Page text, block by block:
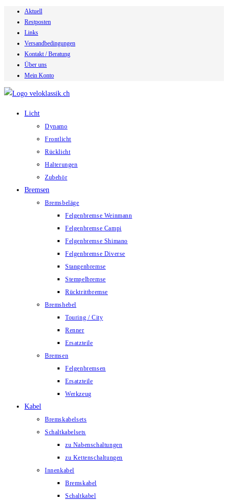
Inhalt
springen
Aktuell
Restposten
Links
Versandbedingungen
Kontakt / Beratung
Über uns
Mein Konto
Licht
Dynamo
Frontlicht
Rücklicht
Halterungen
Zubehör
Bremsen
Bremsbeläge
Felgenbremse Weinmann
Felgenbremse Campi
Felgenbremse Shimano
Felgenbremse Diverse
Stangenbremse
Stempelbremse
Rücktrittbremse
Bremshebel
Touring / City
Renner
Ersatzteile
Bremsen
Felgenbremsen
Ersatzteile
Werkzeug
Kabel
Bremskabelsets
Schaltkabelsets
zu Nabenschaltungen
zu Kettenschaltungen
Innenkabel
Bremskabel
Schaltkabel